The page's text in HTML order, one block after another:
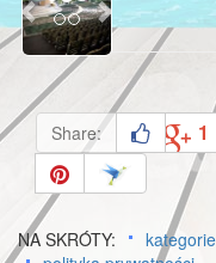
Share: 1
NA SKRÓTY: kategorie